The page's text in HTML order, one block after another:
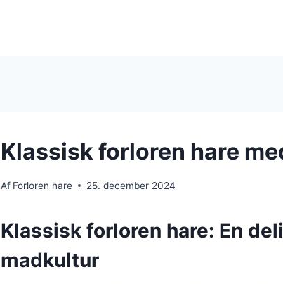
Klassisk forloren hare
Af Forloren hare 25. december 2024
Klassisk forloren hare: En
madkultur